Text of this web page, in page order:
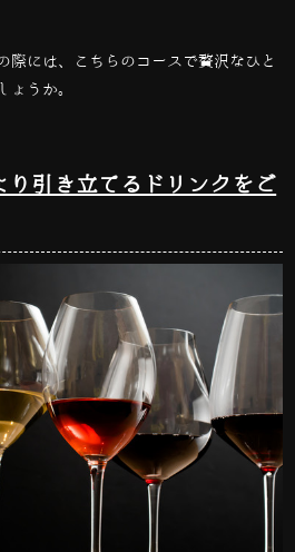
際には、こちらのコースで贅沢なひと
ょうか。
り引き立てるドリンクをご